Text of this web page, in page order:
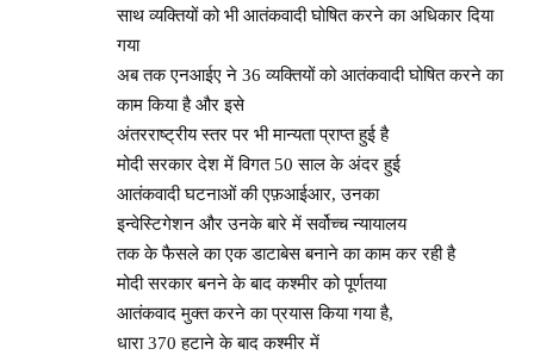
साथ व्यक्तियों को भी आतंकवादी घोषित करने का अधिकार दिया
गया
अब तक एनआईए ने 36 व्यक्तियों को आतंकवादी घोषित करने का
काम किया है और इसे
अंतरराष्ट्रीय स्तर पर भी मान्यता प्राप्त हुई है
मोदी सरकार देश में विगत 50 साल के अंदर हुई
आतंकवादी घटनाओं की एफ़आईआर, उनका
इन्वेस्टिगेशन और उनके बारे में सर्वोच्च न्यायालय
तक के फैसले का एक डाटाबेस बनाने का काम कर रही है
मोदी सरकार बनने के बाद कश्मीर को पूर्णतया
आतंकवाद मुक्त करने का प्रयास किया गया है,
धारा 370 हटाने के बाद कश्मीर में